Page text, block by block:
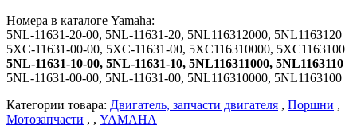
Номера в каталоге Yamaha:
5NL-11631-20-00, 5NL-11631-20, 5NL116312000, 5NL1163120
5XC-11631-00-00, 5XC-11631-00, 5XC116310000, 5XC1163100
5NL-11631-10-00, 5NL-11631-10, 5NL116311000, 5NL1163110
5NL-11631-00-00, 5NL-11631-00, 5NL116310000, 5NL1163100
Категории товара: Двигатель, запчасти двигателя , Поршни ,
Мотозапчасти , , YAMAHA